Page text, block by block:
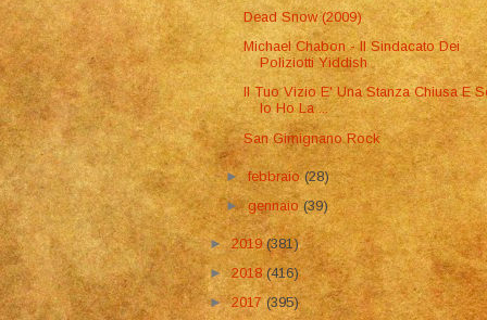
Dead Snow (2009)
Michael Chabon - Il Sindacato Dei
Poliziotti Yiddish
Il Tuo Vizio E' Una Stanza Chiusa E
Io Ho La ...
San Gimignano Rock
►febbraio(28)
►gennaio(39)
►2019(381)
►2018(416)
►2017(395)